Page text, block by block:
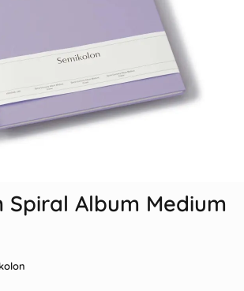
59 kr/st
Spiral Album Medium